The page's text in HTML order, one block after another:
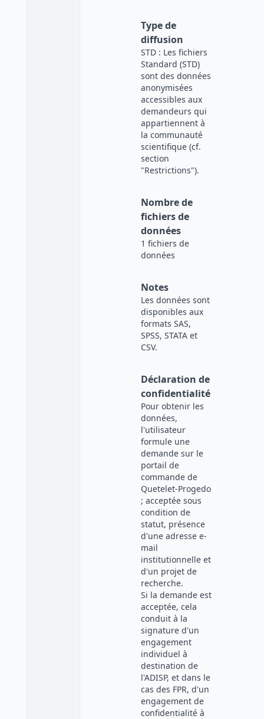
Type de
diffusion
STD : Les fichiers
Standard (STD)
sont des données
anonymisées
accessibles aux
demandeurs qui
appartiennent à
la communauté
scientifique (cf.
section
"Restrictions").
Nombre de
fichiers de
données
1 fichiers de
données
Notes
Les données sont
disponibles aux
formats SAS,
SPSS, STATA et
CSV.
Déclaration de
confidentialité
Pour obtenir les
données,
l'utilisateur
formule une
demande sur le
portail de
commande de
Quetelet-Progedo
; acceptée sous
condition de
statut, présence
d'une adresse e-
mail
institutionnelle et
d'un projet de
recherche.
Si la demande est
acceptée, cela
conduit à la
signature d'un
engagement
individuel à
destination de
l'ADISP, et dans le
cas des FPR, d'un
engagement de
confidentialité à